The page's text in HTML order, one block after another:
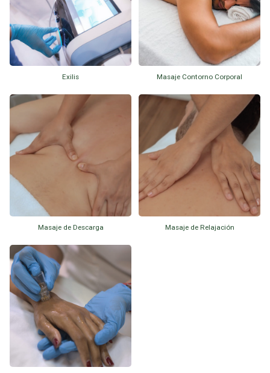
Exilis Masaje Contorno Corporal
Masaje de Descarga Masaje de Relajación